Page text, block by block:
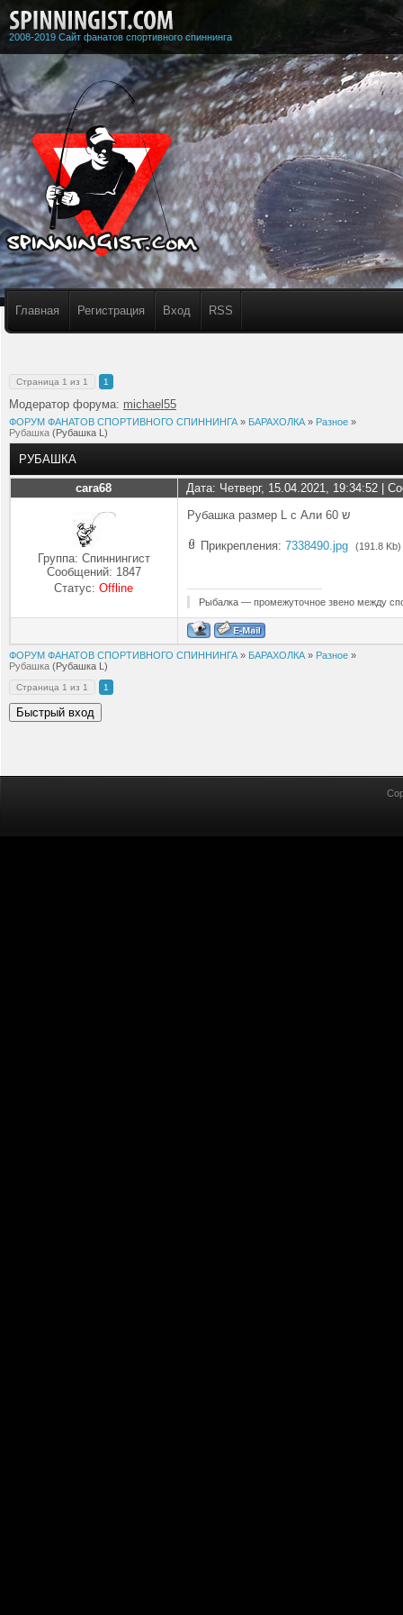
2008-2019 Сайт фанатов спортивного спиннинга
Главная Регистрация Вход RSS
Страница 1 из 1 1
Модератор форума: michael55
ФОРУМ ФАНАТОВ СПОРТИВНОГО СПИННИНГА » БАРАХОЛКА » Разное »
Рубашка (Рубашка L)
РУБАШКА
cara68 Дата: Четверг, 15.04.2021, 19:34:52 |
Группа: Спиннингист
Сообщений: 1847
Статус:Offline
Рубашка размер L с Али 60 ש
Прикрепления: 7338490.jpg (191.8 Kb)
Рыбалка — промежуточное звено между
ФОРУМ ФАНАТОВ СПОРТИВНОГО СПИННИНГА » БАРАХОЛКА » Разное »
Рубашка (Рубашка L)
Страница 1 из 1 1